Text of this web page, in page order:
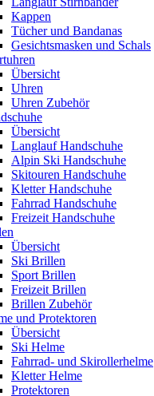
Kappen
Tücher und Bandanas
Gesichtsmasken und Schals
Übersicht
Uhren
Uhren Zubehör
Übersicht
Langlauf Handschuhe
Alpin Ski Handschuhe
Skitouren Handschuhe
Kletter Handschuhe
Fahrrad Handschuhe
Freizeit Handschuhe
Übersicht
Ski Brillen
Sport Brillen
Freizeit Brillen
Brillen Zubehör
und Protektoren
Übersicht
Ski Helme
Fahrrad- und Skirollerhelme
Kletter Helme
Protektoren